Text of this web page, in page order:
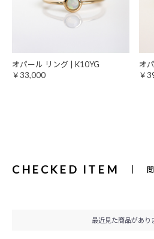
オパール リング | K10YG
￥33,000
オ
￥
CHECKED ITEM
最近見た商品があり